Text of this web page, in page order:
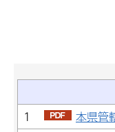
1
本県管